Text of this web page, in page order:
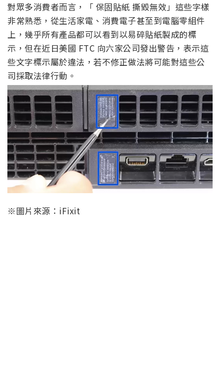
對眾多消費者而言，「 保固貼紙 撕毀無效」這些字樣
非常熟悉，從生活家電、消費電子甚至到電腦零組件
上，幾乎所有產品都可以看到以易碎貼紙製成的標
示，但在近日美國 FTC 向六家公司發出警告，表示這
些文字標示屬於違法，若不修正做法將可能對這些公
司採取法律行動。
※圖片來源：iFixit